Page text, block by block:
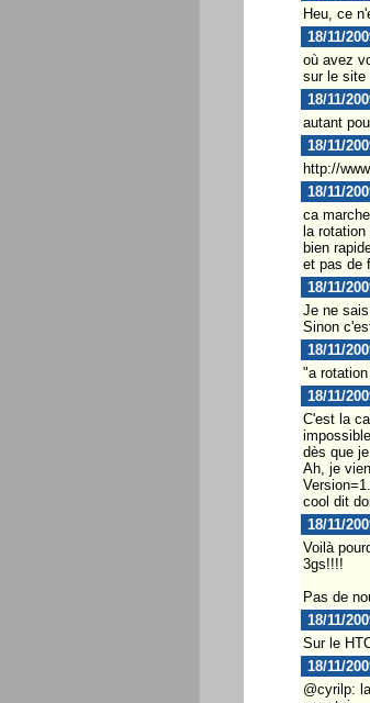
Heu, ce
18/11/
où avez
sur le site
18/11/
autant
18/11/
http://
18/11/
ca
la rotation
bien
et pas de
18/11/
Je ne
Sinon
18/11/
"a
18/11/
C'est la
dès que
Ah, je
cool dit
18/11/
Voilà
3gs!!!!
Pas de
18/11/
Sur le
18/11/
@cyrilp: